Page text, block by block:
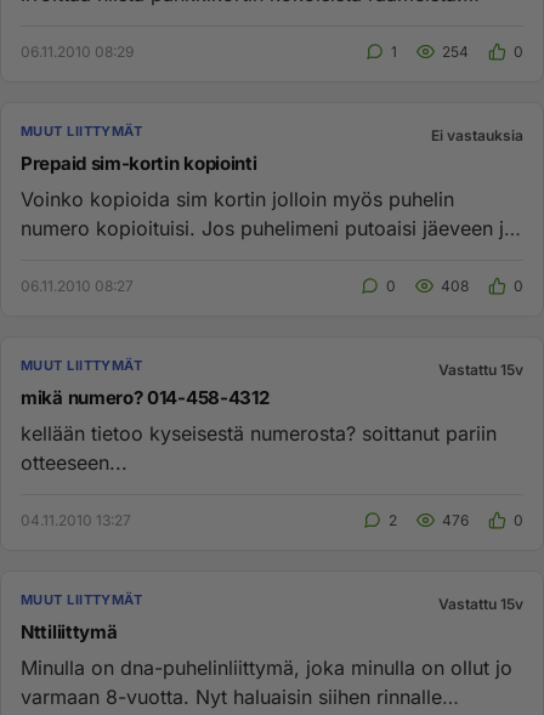
06.11.2010 08:29 1 254 0
MUUT LIITTYMÄT Ei vastauksia
Prepaid sim-kortin kopiointi
Voinko kopioida sim kortin jolloin myös puhelin
numero kopioituisi. Jos puhelimeni putoaisi jäeveen ja
06.11.2010 08:27 0 408 0
MUUT LIITTYMÄT Vastattu 15v
mikä numero? 014-458-4312
kellään tietoo kyseisestä numerosta? soittanut pariin
otteeseen...
04.11.2010 13:27 2 476 0
MUUT LIITTYMÄT Vastattu 15v
Nttiliittymä
Minulla on dna-puhelinliittymä, joka minulla on ollut jo
varmaan 8-vuotta. Nyt haluaisin siihen rinnalle